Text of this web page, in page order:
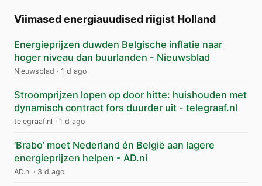
Viimased energiauudised riigist Holland
Energieprijzen duwden Belgische inflatie naar
hoger niveau dan buurlanden - Nieuwsblad
Nieuwsblad · 1 d ago
Stroomprijzen lopen op door hitte: huishouden met
dynamisch contract fors duurder uit - telegraaf.nl
telegraaf.nl · 1 d ago
‘Brabo’ moet Nederland én België aan lagere
energieprijzen helpen - AD.nl
AD.nl · 3 d ago